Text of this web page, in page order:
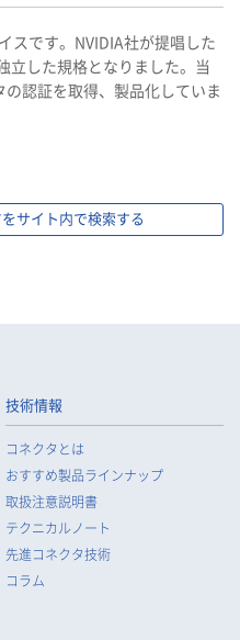
スです。NVIDIA社が提唱した
立した規格となりました。当
の認証を取得、製品化していま
サイト内で検索する
技術情報
コネクタとは
おすすめ製品ラインナップ
取扱注意説明書
テクニカルノート
先進コネクタ技術
コラム